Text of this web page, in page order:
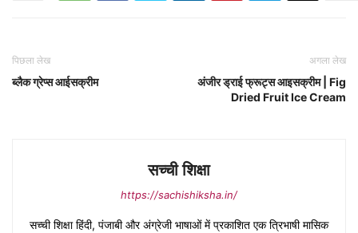
पिछला लेख
ब्लैक ग्रेप्स आईसक्रीम
अगला लेख
अंजीर ड्राई फ्रूट्स आइसक्रीम | Fig
Dried Fruit Ice Cream
सच्ची शिक्षा
https://sachishiksha.in/
सच्ची शिक्षा हिंदी, पंजाबी और अंग्रेजी भाषाओं में प्रकाशित एक त्रिभाषी मासिक